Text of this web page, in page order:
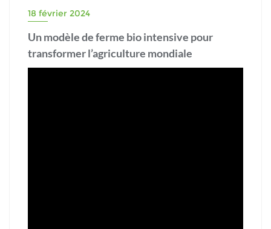
18 février 2024
Un modèle de ferme bio intensive pour
transformer l’agriculture mondiale